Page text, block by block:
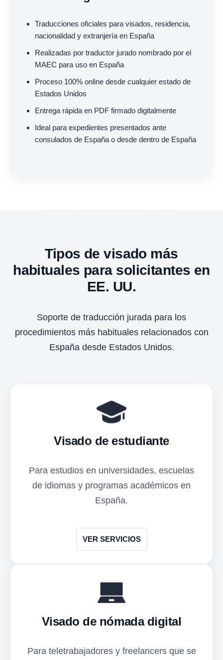
Traducciones oficiales para visados, residencia,
nacionalidad y extranjería en España
Realizadas por traductor jurado nombrado por el
MAEC para uso en España
Proceso 100% online desde cualquier estado de
Estados Unidos
Entrega rápida en PDF firmado digitalmente
Ideal para expedientes presentados ante
consulados de España o desde dentro de España
Tipos de visado más
habituales para solicitantes en
EE. UU.
Soporte de traducción jurada para los
procedimientos más habituales relacionados con
España desde Estados Unidos.
Visado de estudiante
Para estudios en universidades, escuelas
de idiomas y programas académicos en
España.
VER SERVICIOS
Visado de nómada digital
Para teletrabajadores y freelancers que se